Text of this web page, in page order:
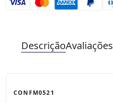
DescriçãoAvaliações
CONFM0521